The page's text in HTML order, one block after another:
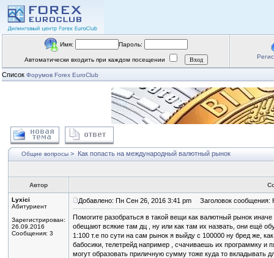
Имя: Пароль:
Автоматически входить при каждом посещении
Список Форумов Forex EuroClub
Общие вопросы > Как попасть на международный валютный рынок
Автор
Lyxici
Абитуриент
Зарегистрирован:
26.09.2016
Сообщения: 3
Добавлено: Пн Сен 26, 2016 3:41 pm Заголовок сообщения:
Помогите разобраться в такой вещи как валютный рынок
обещают всякие там дц , ну или как там их назвать, они ещё
1:100 т.е по сути на сам рынок я выйду с 100000 ну бред же,
бабосики, телетрейд например , счачиваешь их программку и
могут образовать приличную сумму тоже куда то